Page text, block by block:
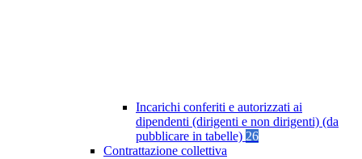
Incarichi conferiti e autorizzati ai
dipendenti (dirigenti e non dirigenti) (da
pubblicare in tabelle) 26
Contrattazione collettiva